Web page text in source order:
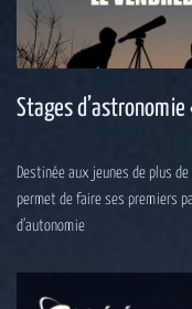
Stages
Destinée aux jeunes de plus
permet de faire ses premiers
d’autonomie